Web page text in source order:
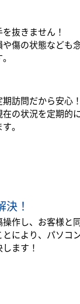
抜きません！
傷の状態なども
訪問だから安心！
の状況を定期的
。
！
作し、お客様と
により、パソコ
ます！